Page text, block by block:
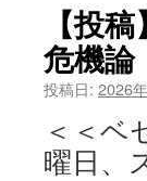
【投
危機論
投稿日: 2026
＜＜ベ
曜日、